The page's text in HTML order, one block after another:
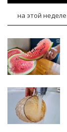
на этой неделе